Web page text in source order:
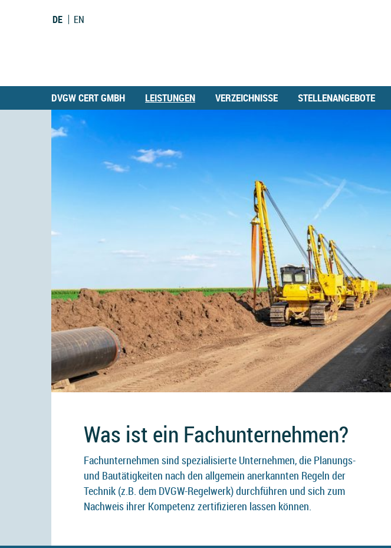
DE EN
DVGW CERT GMBH LEISTUNGEN VERZEICHNISSE STELLENANGEBOTE
Was ist ein Fachunternehmen?
Fachunternehmen sind spezialisierte Unternehmen, die Planungs-
und Bautätigkeiten nach den allgemein anerkannten Regeln der
Technik (z.B. dem DVGW-Regelwerk) durchführen und sich zum
Nachweis ihrer Kompetenz zertifizieren lassen können.